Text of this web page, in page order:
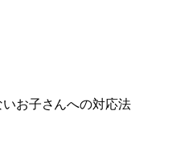
お子さんへの対応法